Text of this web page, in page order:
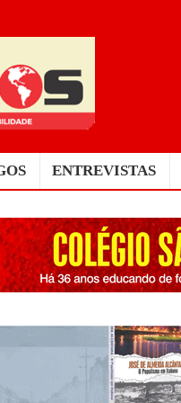
ENTREVISTAS